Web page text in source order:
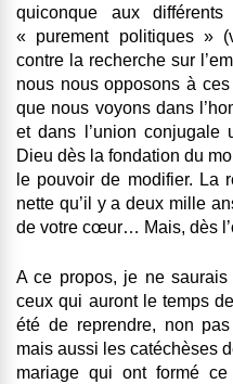
quiconque aux
« purement politiques »
contre la recherche sur
nous nous opposons à
que nous voyons dans
et dans l’union conjugale
Dieu dès la fondation du
le pouvoir de modifier. La
nette qu’il y a deux mille
de votre cœur… Mais, dès
A ce propos, je ne
ceux qui auront le temps
été de reprendre, non
mais aussi les catéchèses
mariage qui ont formé ce